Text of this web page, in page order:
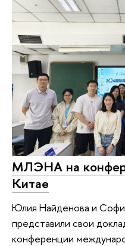
МЛЭНА на
Китае
Юлия Найденова и
представили свои
конференции